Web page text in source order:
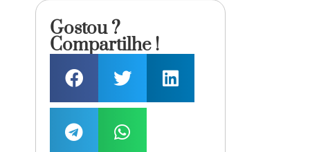
Gostou ?
Compartilhe !